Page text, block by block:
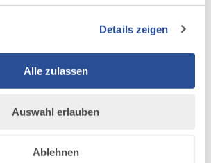
Details zeigen
Alle zulassen
Auswahl erlauben
Ablehnen